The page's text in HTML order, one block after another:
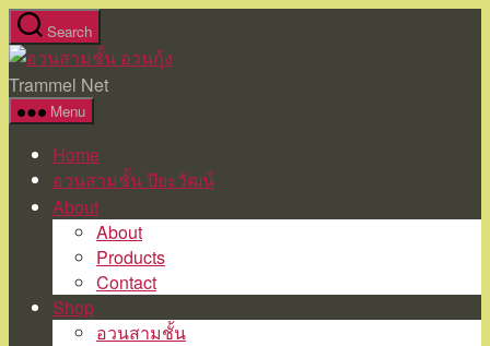
Skip
to
the
content
Search
Trammel Net
Menu
Home
อวนสามชั้น ปิยะวัฒน์
About
About
Products
Contact
Shop
อวนสามชั้น